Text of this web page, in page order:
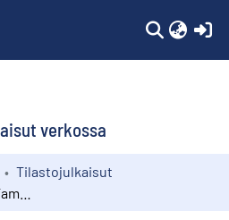
verkossa
Tilastojulkaisut